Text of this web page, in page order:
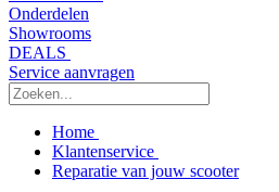
Onderdelen
Showrooms
DEALS
Service aanvragen
Home
Klantenservice
Reparatie van jouw scooter